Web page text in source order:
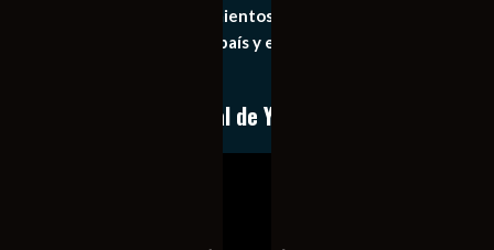
general de los acontecimientos mas recientes e
importantes de nuestro país y el mundo de forma eficaz,
Conoce nuestro canal de YouTube